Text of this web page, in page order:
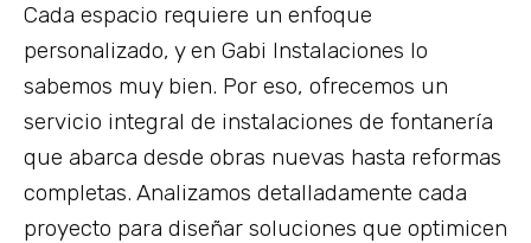
Cada espacio requiere un enfoque
personalizado, y en Gabi Instalaciones lo
sabemos muy bien. Por eso, ofrecemos un
servicio integral de instalaciones de fontanería
que abarca desde obras nuevas hasta reformas
completas. Analizamos detalladamente cada
proyecto para diseñar soluciones que optimicen